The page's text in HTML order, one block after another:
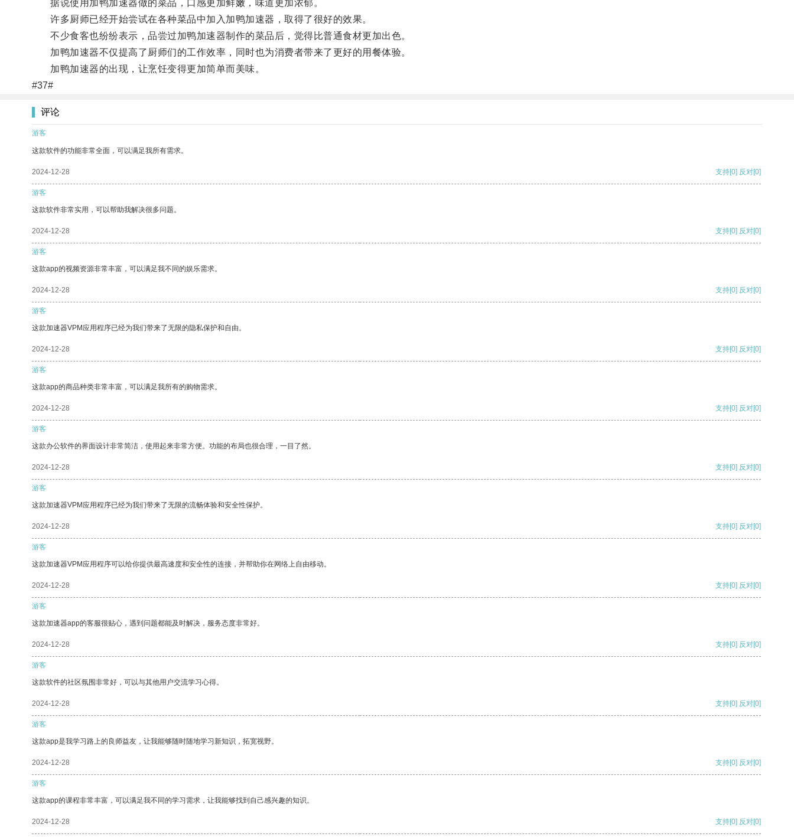
据说使用加鸭加速器做的菜品，口感更加鲜嫩，味道更加浓郁。
许多厨师已经开始尝试在各种菜品中加入加鸭加速器，取得了很好的效果。
不少食客也纷纷表示，品尝过加鸭加速器制作的菜品后，觉得比普通食材更加出色。
加鸭加速器不仅提高了厨师们的工作效率，同时也为消费者带来了更好的用餐体验。
加鸭加速器的出现，让烹饪变得更加简单而美味。
#37#
评论
游客
这款软件的功能非常全面，可以满足我所有需求。
2024-12-28 支持[0] 反对[0]
游客
这款软件非常实用，可以帮助我解决很多问题。
2024-12-28 支持[0] 反对[0]
游客
这款app的视频资源非常丰富，可以满足我不同的娱乐需求。
2024-12-28 支持[0] 反对[0]
游客
这款加速器VPM应用程序已经为我们带来了无限的隐私保护和自由。
2024-12-28 支持[0] 反对[0]
游客
这款app的商品种类非常丰富，可以满足我所有的购物需求。
2024-12-28 支持[0] 反对[0]
游客
这款办公软件的界面设计非常简洁，使用起来非常方便。功能的布局也很合理，一目了然。
2024-12-28 支持[0] 反对[0]
游客
这款加速器VPM应用程序已经为我们带来了无限的流畅体验和安全性保护。
2024-12-28 支持[0] 反对[0]
游客
这款加速器VPM应用程序可以给你提供最高速度和安全性的连接，并帮助你在网络上自由移动。
2024-12-28 支持[0] 反对[0]
游客
这款加速器app的客服很贴心，遇到问题都能及时解决，服务态度非常好。
2024-12-28 支持[0] 反对[0]
游客
这款软件的社区氛围非常好，可以与其他用户交流学习心得。
2024-12-28 支持[0] 反对[0]
游客
这款app是我学习路上的良师益友，让我能够随时随地学习新知识，拓宽视野。
2024-12-28 支持[0] 反对[0]
游客
这款app的课程非常丰富，可以满足我不同的学习需求，让我能够找到自己感兴趣的知识。
2024-12-28 支持[0] 反对[0]